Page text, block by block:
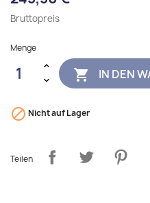
Bruttopreis
Menge
 IN DEN
 Nicht auf Lager
Teilen